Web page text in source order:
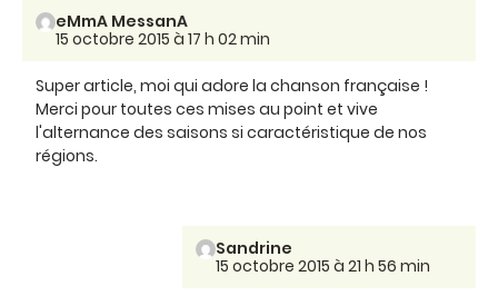
eMmA MessanA
15 octobre 2015 à 17 h 02 min
Super article, moi qui adore la chanson française !
Merci pour toutes ces mises au point et vive
l'alternance des saisons si caractéristique de nos
régions.
Sandrine
15 octobre 2015 à 21 h 56 min